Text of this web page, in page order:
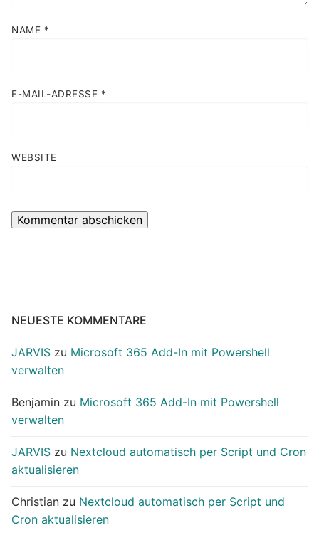
NAME *
E-MAIL-ADRESSE *
WEBSITE
NEUESTE KOMMENTARE
JARVIS zu Microsoft 365 Add-In mit Powershell
verwalten
Benjamin zu Microsoft 365 Add-In mit Powershell
verwalten
JARVIS zu Nextcloud automatisch per Script und Cron
aktualisieren
Christian zu Nextcloud automatisch per Script und
Cron aktualisieren